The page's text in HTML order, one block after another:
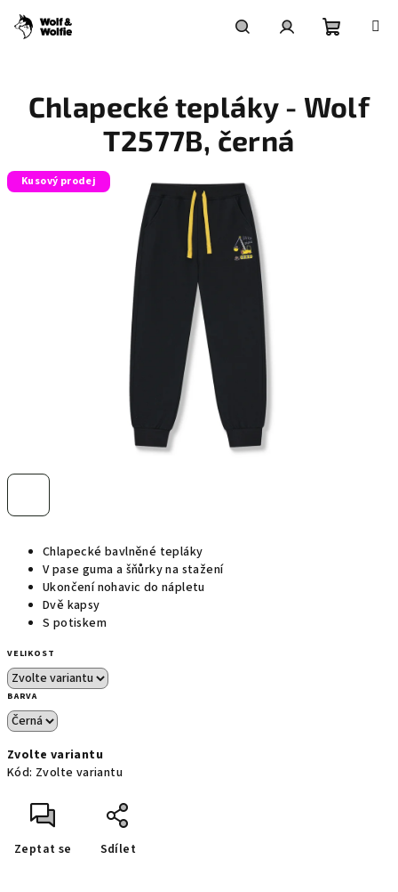
obsah
košík
Chlapecké bavlněné tepláky
V pase guma a šňůrky na stažení
Ukončení nohavic do nápletu
Dvě kapsy
S potiskem
VELIKOST
BARVA
Zvolte variantu
Kód: Zvolte variantu
Zeptat se Sdílet
Chlapecké tepláky - Wolf
T2577B, černá
Kusový prodej